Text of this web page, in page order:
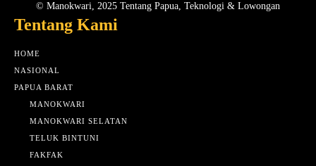
© Manokwari, 2025 Tentang Papua, Teknologi & Lowongan
Tentang Kami
HOME
NASIONAL
PAPUA BARAT
MANOKWARI
MANOKWARI SELATAN
TELUK BINTUNI
FAKFAK